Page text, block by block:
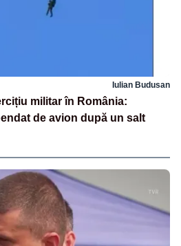
Iulian Budusan
militar în România:
de avion după un salt